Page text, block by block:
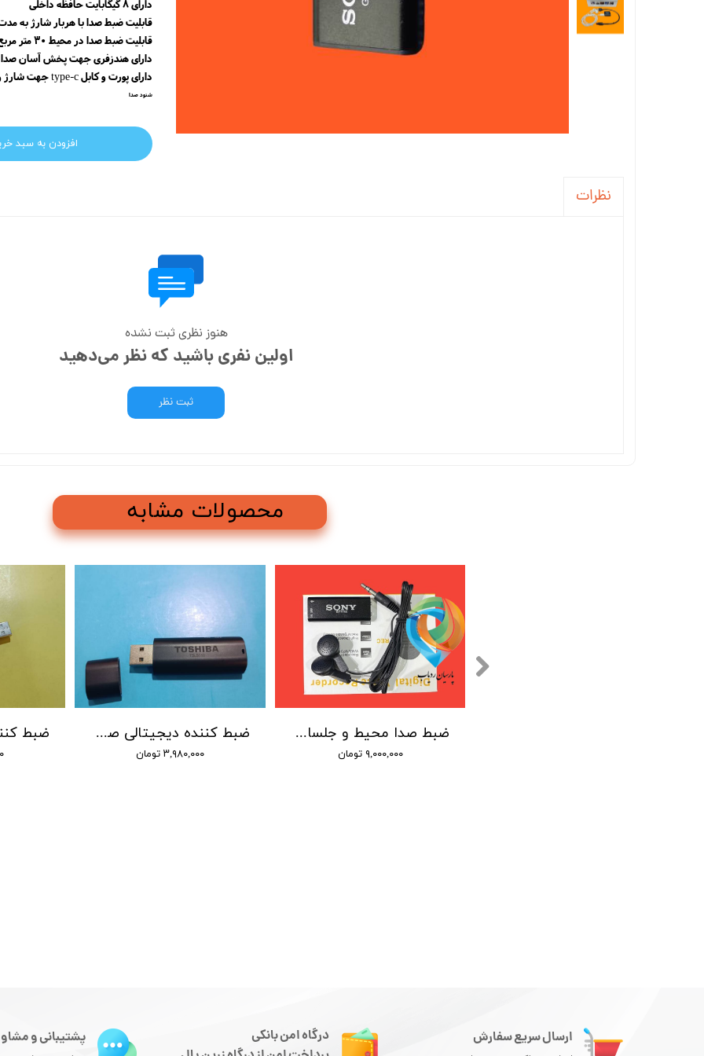
دارای 8 گیگابایت حافظه داخلی
قابلیت ضبط صدا با هربار شارژ به مدت 20
قابلیت ضبط صدا در محیط 30 متر مربع
دارای هندزفری جهت پخش آسان صدا
دارای پورت و کابل type-c جهت شارژ و برداشت اطلاعات
شنود صدا
افزودن به سبد
نظرات
هنوز نظری ثبت نشده
اولین نفری باشید که نظر می‌دهید
ثبت نظر
ضبط کننده دیجیتالی صدا توشیبا مدل Toshiba TS-5511 - حافظه 8 گیگ - شنود صدا
۳,۹۸۰,۰۰۰ تومان
ضبط صدا محیط و جلسات باتری داخلی / حافظه 16 گیگابایت/ سنسور دار
۹,۰۰۰,۰۰۰ تومان
محصولات مشابه
ارسال سریع سفارش
درگاه امن بانکی
پشتیبانی و